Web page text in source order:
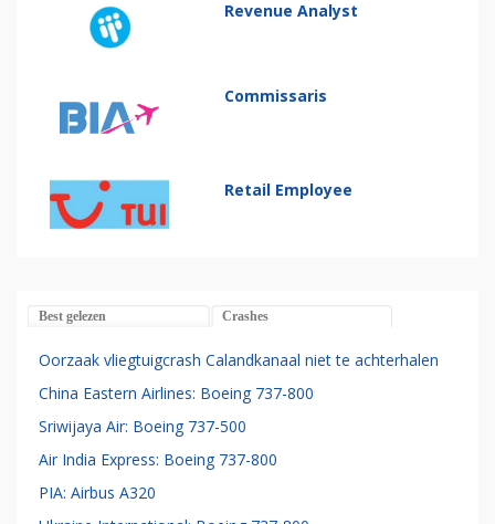
Revenue Analyst
Commissaris
Retail Employee
Best gelezen Crashes
Oorzaak vliegtuigcrash Calandkanaal niet te achterhalen
China Eastern Airlines: Boeing 737-800
Sriwijaya Air: Boeing 737-500
Air India Express: Boeing 737-800
PIA: Airbus A320